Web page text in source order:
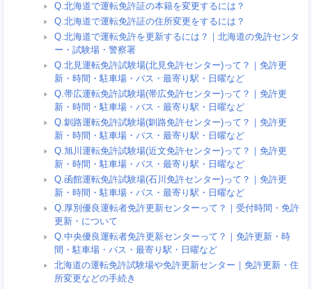
Q.北海道で運転免許証の本籍を変更するには？
Q.北海道で運転免許証の住所変更をするには？
Q.北海道で運転免許を更新するには？｜北海道の免許センタ
ー・試験場・警察署
Q.北見運転免許試験場(北見免許センター)って？｜免許更
新・時間・駐車場・バス・最寄り駅・日曜など
Q.帯広運転免許試験場(帯広免許センター)って？｜免許更
新・時間・駐車場・バス・最寄り駅・日曜など
Q.釧路運転免許試験場(釧路免許センター)って？｜免許更
新・時間・駐車場・バス・最寄り駅・日曜など
Q.旭川運転免許試験場(近文免許センター)って？｜免許更
新・時間・駐車場・バス・最寄り駅・日曜など
Q.函館運転免許試験場(石川免許センター)って？｜免許更
新・時間・駐車場・バス・最寄り駅・日曜など
Q.厚別優良運転者免許更新センターって？｜受付時間・免許
更新・について
Q.中央優良運転者免許更新センターって？｜免許更新・時
間・駐車場・バス・最寄り駅・日曜など
北海道の運転免許試験場や免許更新センター｜免許更新・住
所変更などの手続き